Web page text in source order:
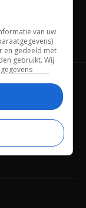
Contact
van uw
en gedeeld met
gebruikt. Wij
sitemenu naar
trekken via de